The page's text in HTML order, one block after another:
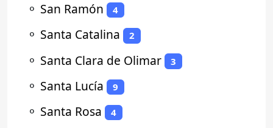
⚬ San Ramón 4
⚬ Santa Catalina 2
⚬ Santa Clara de Olimar 3
⚬ Santa Lucía 9
⚬ Santa Rosa 4